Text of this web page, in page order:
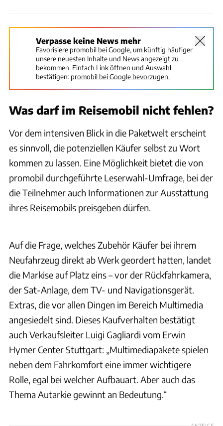
Verpasse keine News mehr
Favorisiere promobil bei Google, um künftig häufiger
unsere neuesten Inhalte und News angezeigt zu
bekommen. Einfach Link öffnen und Auswahl
bestätigen: promobil bei Google bevorzugen.
Was darf im Reisemobil nicht fehlen?
Vor dem intensiven Blick in die Paketwelt erscheint
es sinnvoll, die potenziellen Käufer selbst zu Wort
kommen zu lassen. Eine Möglichkeit bietet die von
promobil durchgeführte Leserwahl-Umfrage, bei der
die Teilnehmer auch Informationen zur Ausstattung
ihres Reisemobils preisgeben dürfen.
Auf die Frage, welches Zubehör Käufer bei ihrem
Neufahrzeug direkt ab Werk geordert hatten, landet
die Markise auf Platz eins – vor der Rückfahrkamera,
der Sat-Anlage, dem TV- und Navigationsgerät.
Extras, die vor allen Dingen im Bereich Multimedia
angesiedelt sind. Dieses Kaufverhalten bestätigt
auch Verkaufsleiter Luigi Gagliardi vom Erwin
Hymer Center Stuttgart: „Multimediapakete spielen
neben dem Fahrkomfort eine immer wichtigere
Rolle, egal bei welcher Aufbauart. Aber auch das
Thema Autarkie gewinnt an Bedeutung.“